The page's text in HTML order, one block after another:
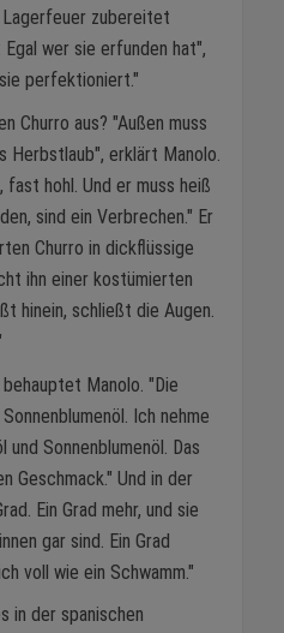
Lagerfeuer zubereitet
wer sie erfunden hat",
perfektioniert."
Churro aus? "Außen muss
Herbstlaub", erklärt Manolo.
fast hohl. Und er muss heiß
sind ein Verbrechen." Er
Churro in dickflüssige
ihn einer kostümierten
hinein, schließt die Augen.
Manolo. "Die
Ich nehme
und Sonnenblumenöl. Das
Geschmack." Und in der
Ein Grad mehr, und sie
gar sind. Ein Grad
voll wie ein Schwamm."
in der spanischen